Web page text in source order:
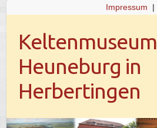
Impressum |
Keltenmuseum
Heuneburg in
Herbertingen